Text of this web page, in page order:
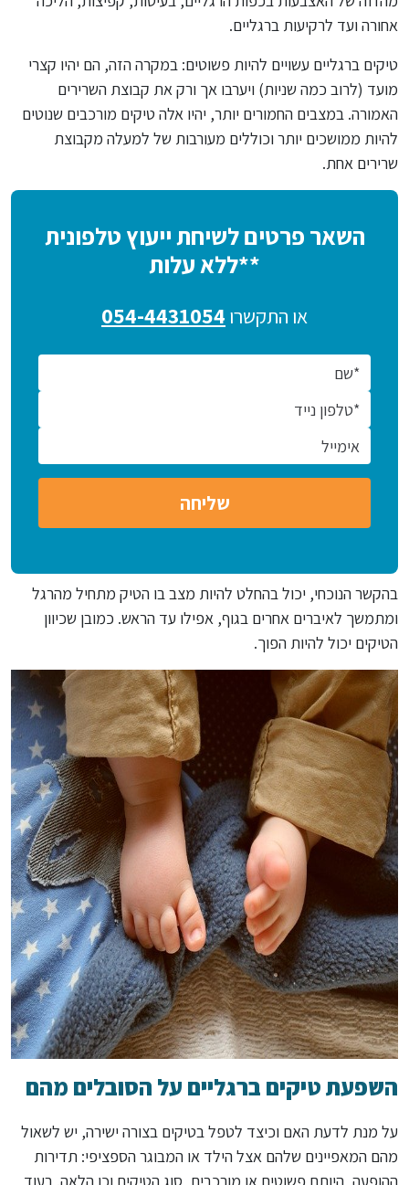
אחורה ועד לרקיעות ברגליים.
טיקים ברגליים עשויים להיות פשוטים: במקרה הזה, הם יהיו קצרי
מועד (לרוב כמה שניות) ויערבו אך ורק את קבוצת השרירים
האמורה. במצבים החמורים יותר, יהיו אלה טיקים מורכבים שנוטים
להיות ממושכים יותר וכוללים מעורבות של למעלה מקבוצת
שרירים אחת.
השאר פרטים לשיחת ייעוץ טלפונית
**ללא עלות
או התקשרו 054-4431054
בהקשר הנוכחי, יכול בהחלט להיות מצב בו הטיק מתחיל מהרגל
ומתמשך לאיברים אחרים בגוף, אפילו עד הראש. כמובן שכיוון
הטיקים יכול להיות הפוך.
השפעת טיקים ברגליים על הסובלים מהם
על מנת לדעת האם וכיצד לטפל בטיקים בצורה ישירה, יש לשאול
מהם המאפיינים שלהם אצל הילד או המבוגר הספציפי: תדירות